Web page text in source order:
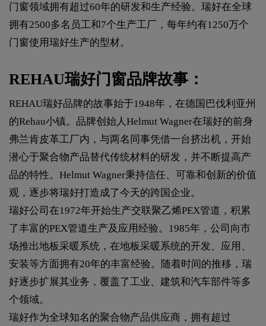
门窗领域拥有超过60年的研发和生产经验。瑞好在全球
拥有2500多名员工和7个生产工厂，每年约有1250万个
门窗使用瑞好生产的型材。
REHAU瑞好门窗品牌故事：
REHAU瑞好品牌的故事始于1948年，在德国巴伐利亚州
的Rehau小镇。品牌创始人Helmut Wagner在瑞好的前身
弗兰肯皮革工厂内，与两名同事凭借一台挤出机，开始
潜心于聚合物产品替代传统材料的研发，并不断提高产
品的特性。Helmut Wagner秉持信任、可靠和创新的价值
观，逐步将瑞好打造成了今天的跨国企业。
瑞好公司在1972年开始生产交联聚乙烯PEX管道，积累
了丰富的PEX管道生产及应用经验。1985年，公司向市
场推出地板采暖系统，在地板采暖系统的开发、应用、
安装等方面拥有20年的丰富经验。随着时间的推移，瑞
好逐步扩展其业务，覆盖了工业、建筑和汽车部件等多
个领域。
瑞好作为全球知名的聚合物产品供应商，拥有超过